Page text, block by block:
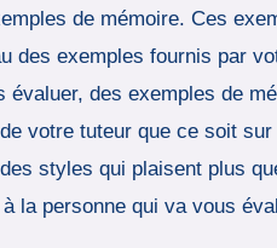
de mémoire. Ces
des exemples fournis par
des exemples de
votre tuteur que ce soit
styles qui plaisent plus
la personne qui va vous